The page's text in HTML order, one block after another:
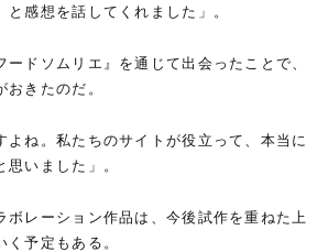
感想を話してくれました」。
ドソムリエ』を通じて出会ったことで、
きたのだ。
よね。私たちのサイトが役立って、本当に
いました」。
ボレーション作品は、今後試作を重ねた上
予定もある。